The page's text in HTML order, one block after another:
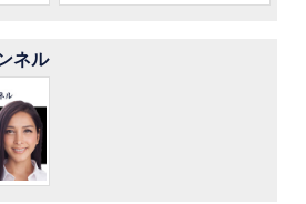
ネル